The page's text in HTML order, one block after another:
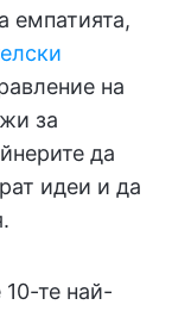
емпатията,
на
за
да
идеи и да
те най-